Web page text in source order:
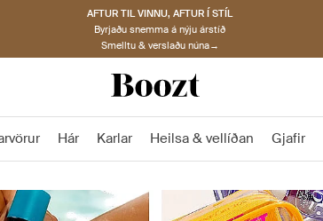
AFTUR TIL VINNU, AFTUR Í STÍL
Byrjaðu snemma á nýju árstíð
Smelltu & verslaðu núna→
Hár Karlar Heilsa & vellíðan Gjafir